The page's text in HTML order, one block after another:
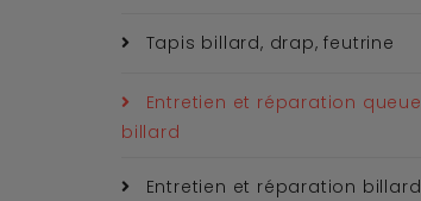
Tapis billard, drap, feutrine
Entretien et réparation queue
billard
Entretien et réparation billard